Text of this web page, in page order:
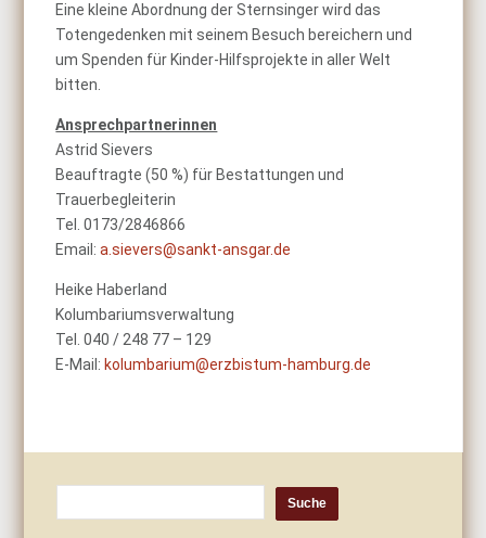
Eine kleine Abordnung der Sternsinger wird das
Totengedenken mit seinem Besuch bereichern und
um Spenden für Kinder-Hilfsprojekte in aller Welt
bitten.
Ansprechpartnerinnen
Astrid Sievers
Beauftragte (50 %) für Bestattungen und
Trauerbegleiterin
Tel. 0173/2846866
Email:a.sievers@sankt-ansgar.de
Heike Haberland
Kolumbariumsverwaltung
Tel. 040 / 248 77 – 129
E-Mail: kolumbarium@erzbistum-hamburg.de